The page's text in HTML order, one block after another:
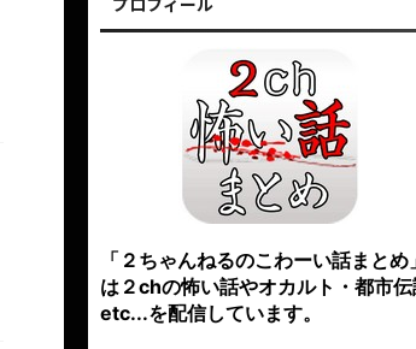
「２ちゃんねるのこわーい話まとめ
は２chの怖い話やオカルト・都市
etc...を配信しています。